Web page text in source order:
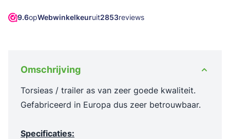
9.6opWebwinkelkeuruit2853reviews
Omschrijving
Torsieas / trailer as van zeer goede kwaliteit.
Gefabriceerd in Europa dus zeer betrouwbaar.
Specificaties: